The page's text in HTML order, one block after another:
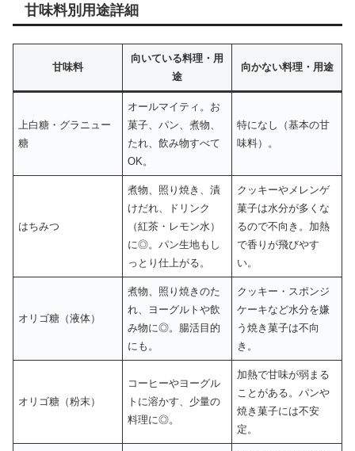
甘味料別用途詳細
甘味料
向いている料理・用
途
向かない料理・用途
上白糖・グラニュー
糖
オールマイティ。お
菓子、パン、煮物、
たれ、飲み物すべて
OK。
特になし（基本の甘
味料）。
はちみつ
煮物、照り焼き、漬
けだれ、ドリンク
（紅茶・レモン水）
に◎。パン生地もし
っとり仕上がる。
クッキーやメレンゲ
菓子は水分が多くな
るので不向き。加熱
で香りが飛びやす
い。
オリゴ糖（液体）
煮物、照り焼きのた
れ、ヨーグルトや飲
み物に◎。腸活目的
にも。
クッキー・スポンジ
ケーキなど水分を嫌
う焼き菓子は不向
き。
オリゴ糖（粉末）
コーヒーやヨーグル
トに溶かす、少量の
料理に◎。
加熱で甘味が弱まる
ことがある。パンや
焼き菓子には不安
定。